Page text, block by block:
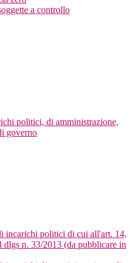
a controllo
politici, di amministrazione,
governo
incarichi politici di cui all'art. 14,
dlgs n. 33/2013 (da pubblicare in